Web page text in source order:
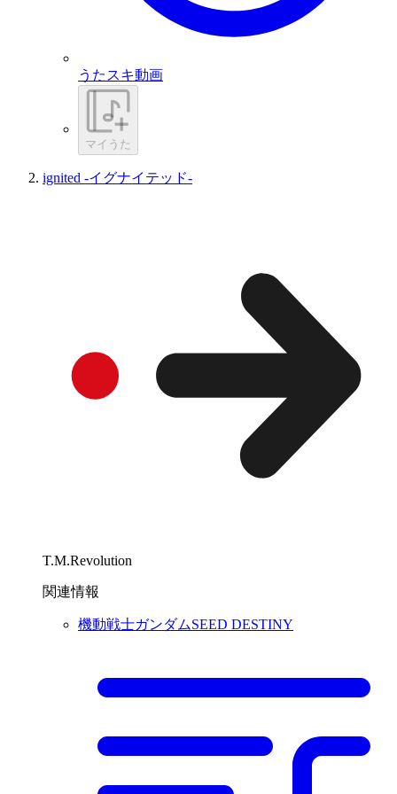
うたスキ動画
マイうた
ignited -イグナイテッド-
T.M.Revolution
関連情報
機動戦士ガンダムSEED DESTINY